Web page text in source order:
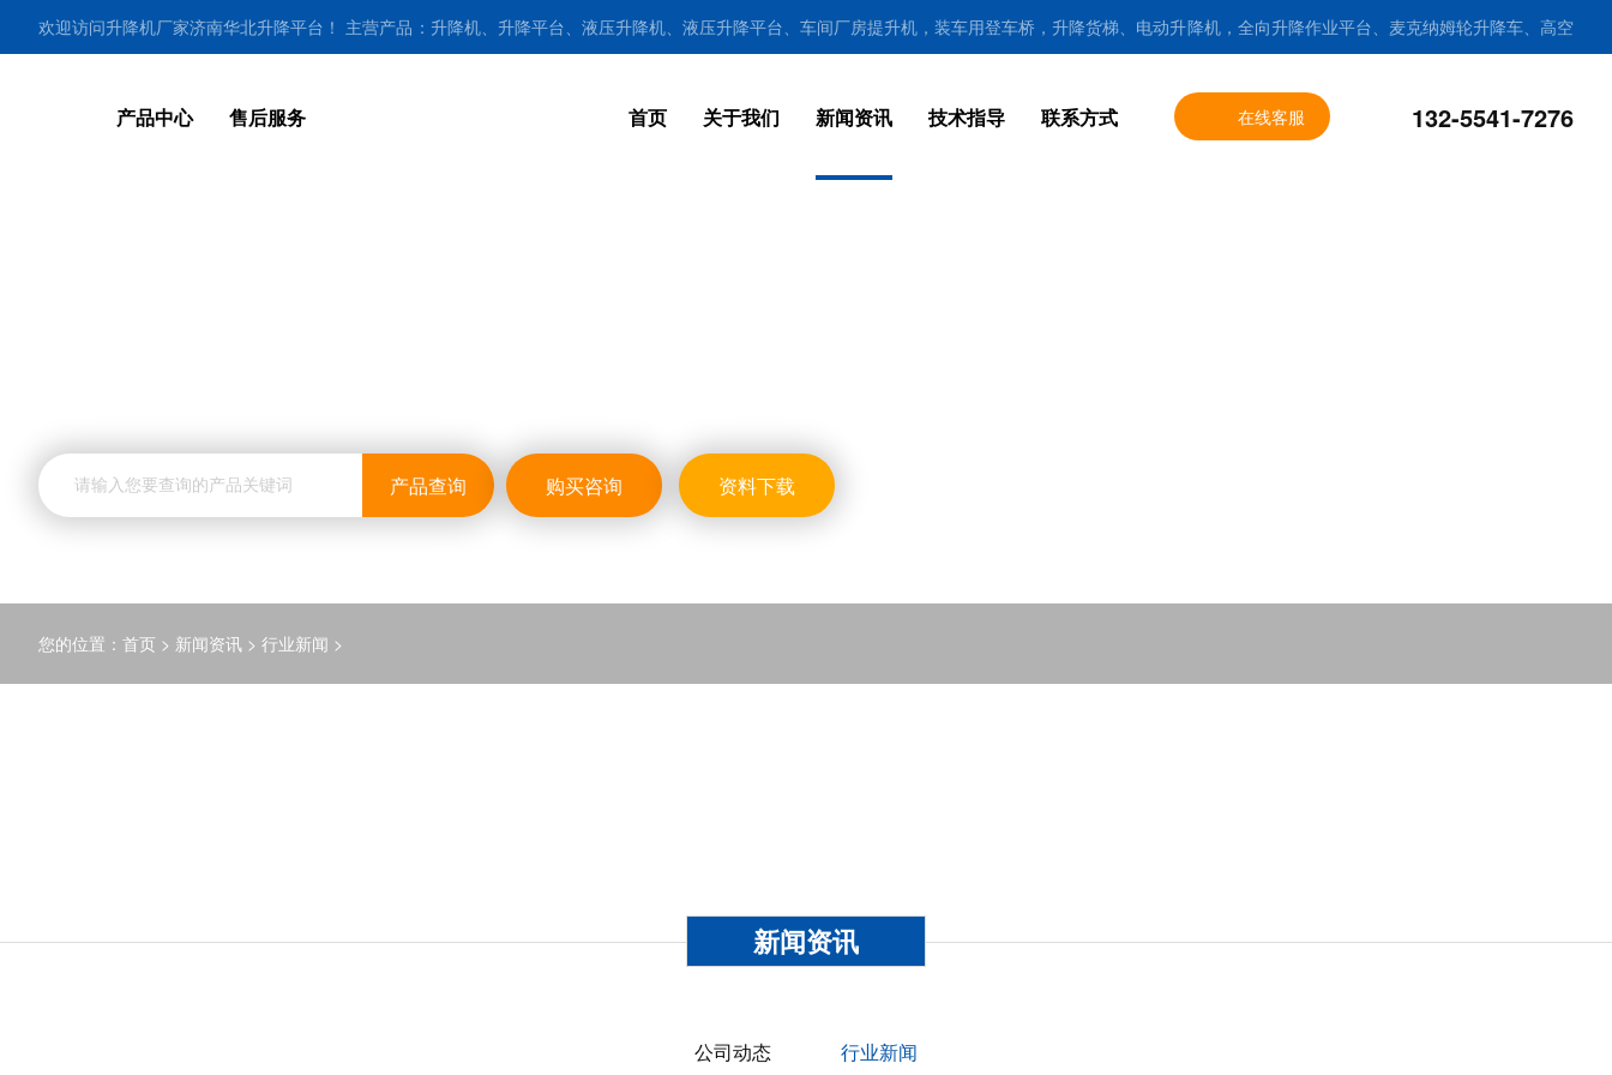
欢迎访问升降机厂家济南华北升降平台！ 主营产品：升降机、升降平台、液压升降机、液压升降平台、车间厂房提升机，装车用登车桥，升降货梯、电动升降机，全向升降作业平台、麦克纳姆轮升降车、高空
sitemap |全站导航
产品中心 售后服务 132-5541-7276
在线客服
首页 关于我们 新闻资讯 技术指导 联系方式
产品查询 购买咨询 资料下载
您的位置： 首页 > 新闻资讯 > 行业新闻 >
新闻资讯
公司动态 行业新闻